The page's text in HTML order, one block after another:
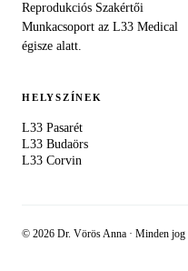
Reprodukciós Szakértői
Munkacsoport az L33 Medical
égisze alatt.
HELYSZÍNEK
L33 Pasarét
L33 Budaörs
L33 Corvin
© 2026 Dr. Vörös Anna · Minden jog